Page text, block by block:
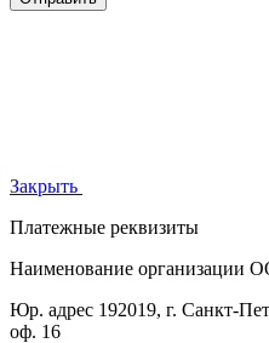
Закрыть
Платежные реквизиты
Наименование организации
Юр. адрес 192019, г. Санкт-
оф. 16